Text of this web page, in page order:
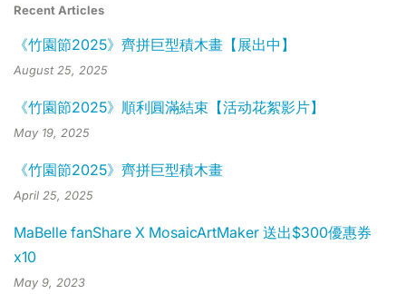
Recent Articles
《竹園節2025》齊拼巨型積木畫【展出中】
August 25, 2025
《竹園節2025》順利圓滿結束【活动花絮影片】
May 19, 2025
《竹園節2025》齊拼巨型積木畫
April 25, 2025
MaBelle fanShare X MosaicArtMaker 送出$300優惠券
x10
May 9, 2023